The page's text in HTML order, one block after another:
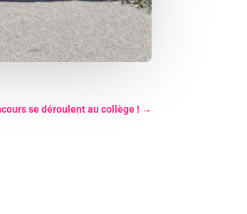
se déroulent au collège ! →